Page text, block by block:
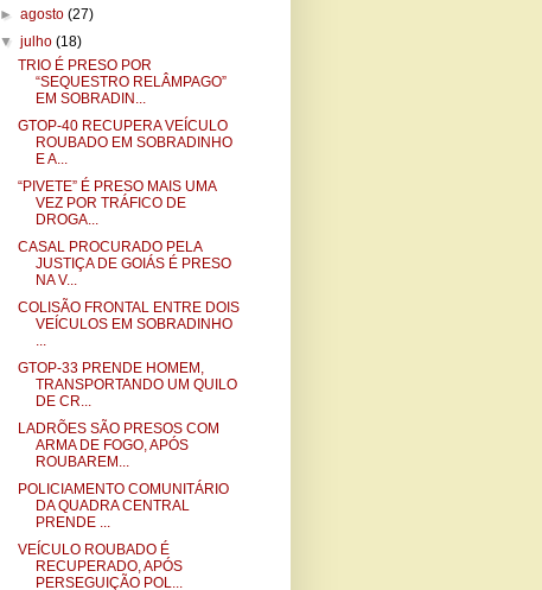
►agosto(27)
▼julho(18)
TRIO É PRESO POR
“SEQUESTRO RELÂMPAGO”
EM SOBRADIN...
GTOP-40 RECUPERA VEÍCULO
ROUBADO EM SOBRADINHO
E A...
“PIVETE” É PRESO MAIS UMA
VEZ POR TRÁFICO DE
DROGA...
CASAL PROCURADO PELA
JUSTIÇA DE GOIÁS É PRESO
NA V...
COLISÃO FRONTAL ENTRE DOIS
VEÍCULOS EM SOBRADINHO
...
GTOP-33 PRENDE HOMEM,
TRANSPORTANDO UM QUILO
DE CR...
LADRÕES SÃO PRESOS COM
ARMA DE FOGO, APÓS
ROUBAREM...
POLICIAMENTO COMUNITÁRIO
DA QUADRA CENTRAL
PRENDE ...
VEÍCULO ROUBADO É
RECUPERADO, APÓS
PERSEGUIÇÃO POL...